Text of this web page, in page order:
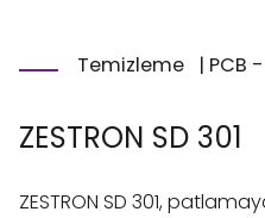
Temizleme | PCB
ZESTRON SD 301
ZESTRON SD 301,